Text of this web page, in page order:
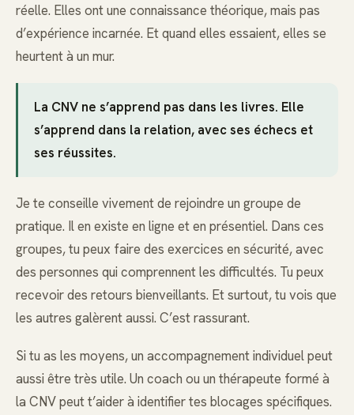
réelle. Elles ont une connaissance théorique, mais pas
d’expérience incarnée. Et quand elles essaient, elles se
heurtent à un mur.
La CNV ne s’apprend pas dans les livres. Elle
s’apprend dans la relation, avec ses échecs et
ses réussites.
Je te conseille vivement de rejoindre un groupe de
pratique. Il en existe en ligne et en présentiel. Dans ces
groupes, tu peux faire des exercices en sécurité, avec
des personnes qui comprennent les difficultés. Tu peux
recevoir des retours bienveillants. Et surtout, tu vois que
les autres galèrent aussi. C’est rassurant.
Si tu as les moyens, un accompagnement individuel peut
aussi être très utile. Un coach ou un thérapeute formé à
la CNV peut t’aider à identifier tes blocages spécifiques.